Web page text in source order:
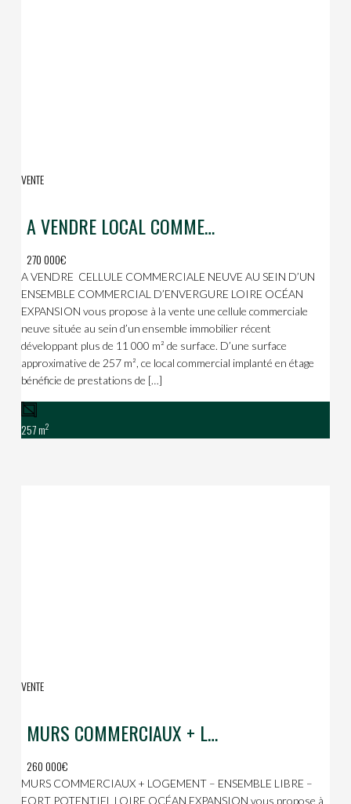
VENTE
A VENDRE LOCAL COMMERCIAL ZONE COMMERCIALE DU CHAUDRON
270 000€
A VENDRE  CELLULE COMMERCIALE NEUVE AU SEIN D’UN
ENSEMBLE COMMERCIAL D’ENVERGURE LOIRE OCÉAN
EXPANSION vous propose à la vente une cellule commerciale
neuve située au sein d’un ensemble immobilier récent
développant plus de 11 000 m² de surface. D’une surface
approximative de 257 m², ce local commercial implanté en étage
bénéficie de prestations de […]
257 m2
VENTE
MURS COMMERCIAUX + LOGEMENT – ENSEMBLE LIBRE – FORT POTENTIEL
260 000€
MURS COMMERCIAUX + LOGEMENT – ENSEMBLE LIBRE –
FORT POTENTIEL LOIRE OCÉAN EXPANSION vous propose à